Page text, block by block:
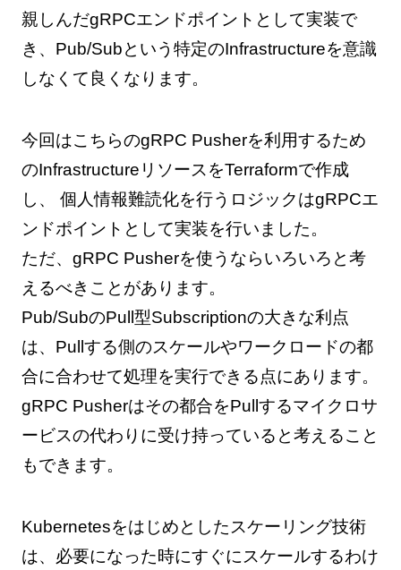
親しんだgRPCエンドポイントとして実装で
き、Pub/Subという特定のInfrastructureを意識
しなくて良くなります。
今回はこちらのgRPC Pusherを利用するため
のInfrastructureリソースをTerraformで作成
し、 個人情報難読化を行うロジックはgRPCエ
ンドポイントとして実装を行いました。
ただ、gRPC Pusherを使うならいろいろと考
えるべきことがあります。
Pub/SubのPull型Subscriptionの大きな利点
は、Pullする側のスケールやワークロードの都
合に合わせて処理を実行できる点にあります。
gRPC Pusherはその都合をPullするマイクロサ
ービスの代わりに受け持っていると考えること
もできます。
Kubernetesをはじめとしたスケーリング技術
は、必要になった時にすぐにスケールするわけ